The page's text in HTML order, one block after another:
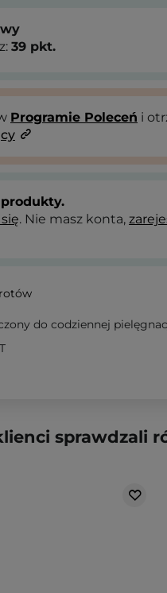
39 pkt.
Programie Poleceń i
. Nie masz konta,
do codziennej
sprawdzali